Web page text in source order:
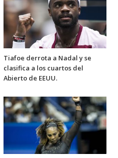
Tiafoe derrota a Nadal y se
clasifica a los cuartos del
Abierto de EEUU.